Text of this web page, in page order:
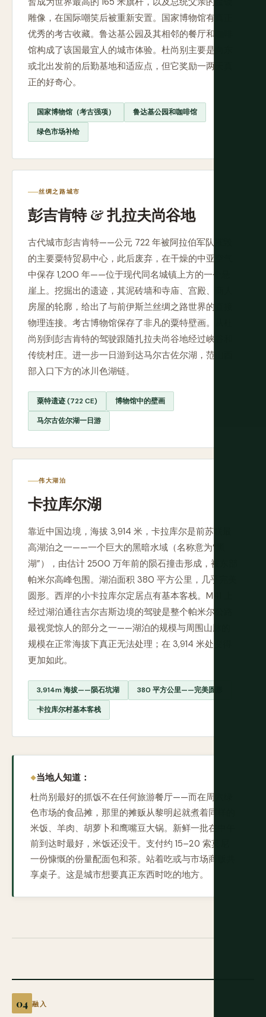
雕像，在国际嘲笑后被重新安置。国家博物馆有真正
优秀的考古收藏。鲁达基公园及其相邻的餐厅和咖啡
馆构成了该国最宜人的城市体验。杜尚别主要是向东
或北出发前的后勤基地和适应点，但它奖励一两天真
正的好奇心。
国家博物馆（考古强项） 鲁达基公园和咖啡馆
绿色市场补给
丝绸之路城市
彭吉肯特 & 扎拉夫尚谷地
古代城市彭吉肯特——公元 722 年被阿拉伯军队摧毁
的主要粟特贸易中心，此后废弃，在干燥的中亚空气
中保存 1,200 年——位于现代同名城镇上方的一个悬
崖上。挖掘出的遗迹，其泥砖墙和寺庙、宫殿、商人
房屋的轮廓，给出了与前伊斯兰丝绸之路世界的直接
物理连接。考古博物馆保存了非凡的粟特壁画。从杜
尚别到彭吉肯特的驾驶跟随扎拉夫尚谷地经过峡谷和
传统村庄。进一步一日游到达马尔古佐尔湖，范山西
部入口下方的冰川色湖链。
粟特遗迹 (722 CE) 博物馆中的壁画
马尔古佐尔湖一日游
伟大湖泊
卡拉库尔湖
靠近中国边境，海拔 3,914 米，卡拉库尔是前苏联最
高湖泊之一——一个巨大的黑暗水域（名称意为“黑
湖”），由估计 2500 万年前的陨石撞击形成，被东部
帕米尔高峰包围。湖泊面积 380 平方公里，几乎完美
圆形。西岸的小卡拉库尔定居点有基本客栈。M41 上
经过湖泊通往吉尔吉斯边境的驾驶是整个帕米尔公路
最视觉惊人的部分之一——湖泊的规模与周围山脉的
规模在正常海拔下真正无法处理；在 3,914 米处变得
更加如此。
3,914m 海拔——陨石坑湖 380 平方公里——完美圆形
卡拉库尔村基本客栈
当地人知道：
杜尚别最好的抓饭不在任何旅游餐厅——而在周六绿
色市场的食品摊，那里的摊贩从黎明起就煮着同样的
米饭、羊肉、胡萝卜和鹰嘴豆大锅。新鲜一批在中午
前到达时最好，米饭还没干。支付约 15–20 索莫尼
一份慷慨的份量配面包和茶。站着吃或与市场商贩共
享桌子。这是城市想要真正东西时吃的地方。
融入